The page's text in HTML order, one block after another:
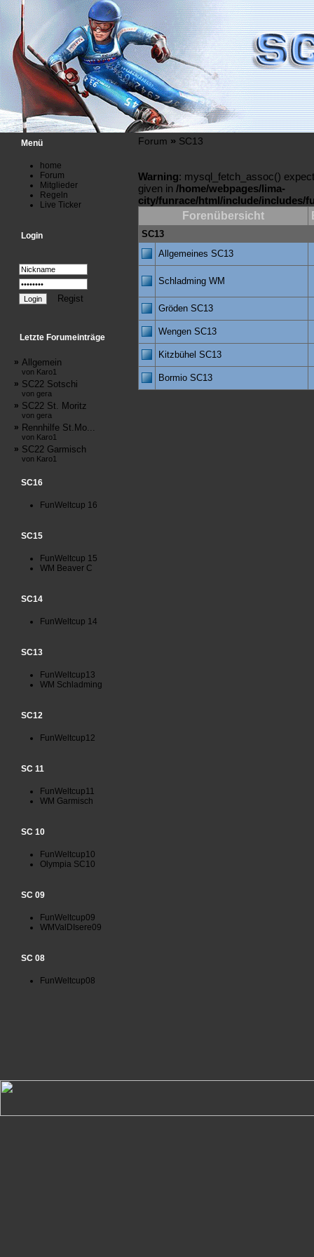
Menü
home
Forum
Mitglieder
Regeln
Live Ticker
Login
Regist
Letzte Forumeinträge
» Allgemein
von Karo1
» SC22 Sotschi
von gera
» SC22 St. Moritz
von gera
» Rennhilfe St.Mo...
von Karo1
» SC22 Garmisch
von Karo1
SC16
FunWeltcup 16
SC15
FunWeltcup 15
WM Beaver C
SC14
FunWeltcup 14
SC13
FunWeltcup13
WM Schladming
SC12
FunWeltcup12
SC 11
FunWeltcup11
WM Garmisch
SC 10
FunWeltcup10
Olympia SC10
SC 09
FunWeltcup09
WMValDIsere09
SC 08
FunWeltcup08
Forum » SC13
Warning: mysql_fetch_assoc()
given in /home/webpages/lima-
city/funrace/html/include/includes/
Forenübersicht
SC13
Allgemeines SC13
Schladming WM
Gröden SC13
Wengen SC13
Kitzbühel SC13
Bormio SC13